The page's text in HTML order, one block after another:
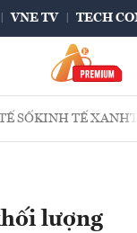
VNE TV TECH
SỐKINH TẾ XANH
lượng